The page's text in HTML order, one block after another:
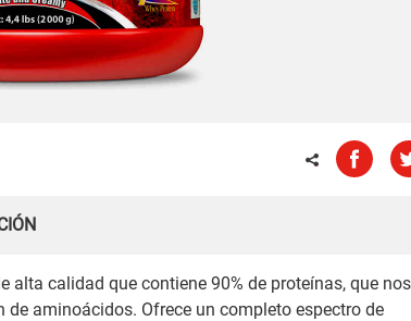
calidad que contiene 90% de proteínas, que nos
aminoácidos. Ofrece un completo espectro de